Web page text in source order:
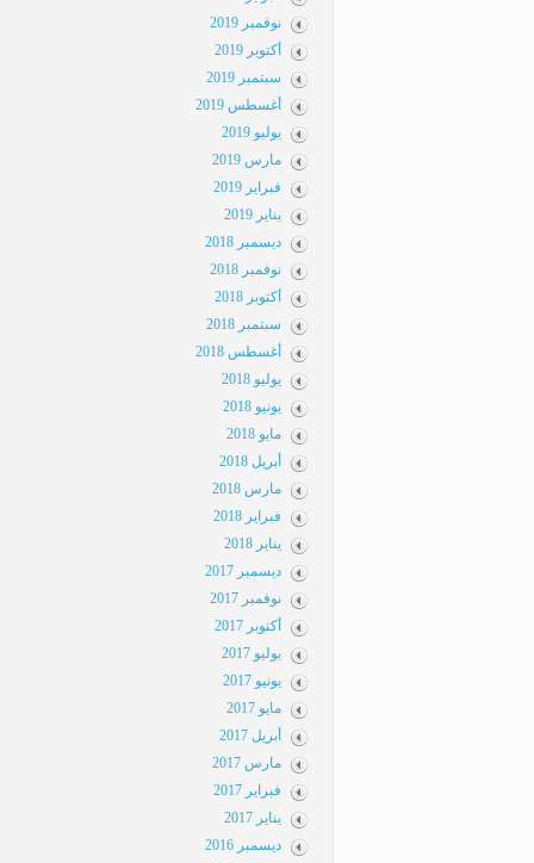
نوفمبر 2019
أكتوبر 2019
سبتمبر 2019
أغسطس 2019
يوليو 2019
مارس 2019
فبراير 2019
يناير 2019
ديسمبر 2018
نوفمبر 2018
أكتوبر 2018
سبتمبر 2018
أغسطس 2018
يوليو 2018
يونيو 2018
مايو 2018
أبريل 2018
مارس 2018
فبراير 2018
يناير 2018
ديسمبر 2017
نوفمبر 2017
أكتوبر 2017
يوليو 2017
يونيو 2017
مايو 2017
أبريل 2017
مارس 2017
فبراير 2017
يناير 2017
ديسمبر 2016